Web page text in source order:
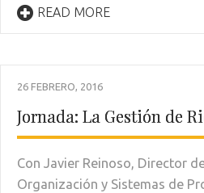
READ MORE
26 FEBRERO, 2016
Jornada: La Gestión de
Con Javier Reinoso, Director
Organización y Sistemas de